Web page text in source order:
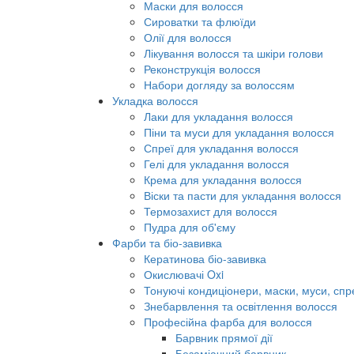
Маски для волосся
Сироватки та флюїди
Олії для волосся
Лікування волосся та шкіри голови
Реконструкція волосся
Набори догляду за волоссям
Укладка волосся
Лаки для укладання волосся
Піни та муси для укладання волосся
Спреї для укладання волосся
Гелі для укладання волосся
Крема для укладання волосся
Віски та пасти для укладання волосся
Термозахист для волосся
Пудра для об'єму
Фарби та біо-завивка
Кератинова біо-завивка
Окислювачі Oxi
Тонуючі кондиціонери, маски, муси,
Знебарвлення та освітлення волосся
Професійна фарба для волосся
Барвник прямої дії